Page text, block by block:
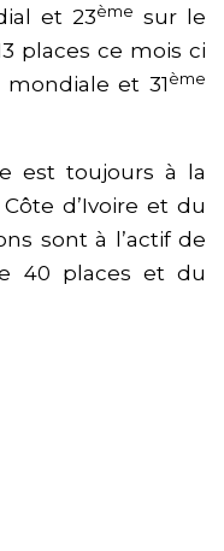
et 23ème sur le
places ce mois ci
mondiale et 31ème
est toujours à la
d’Ivoire et du
sont à l’actif de
40 places et du